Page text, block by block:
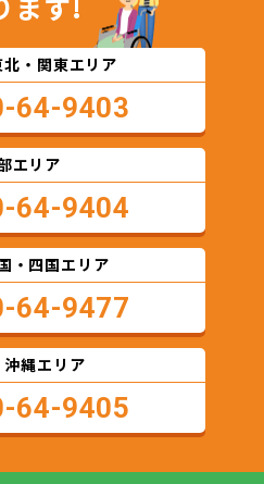
・関東エリア
64-9403
エリア
64-9404
・四国エリア
64-9477
沖縄エリア
64-9405